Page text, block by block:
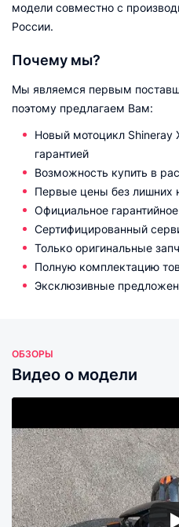
модели совместно с
России.
Почему мы?
Мы являемся первым
поэтому предлагаем Вам:
Новый мотоцикл Shineray
гарантией
Возможность купить в
Первые цены без лишних
Официальное
Сертифицированный
Только оригинальные
Полную комплектацию
Эксклюзивные
ОБЗОРЫ
Видео о модели